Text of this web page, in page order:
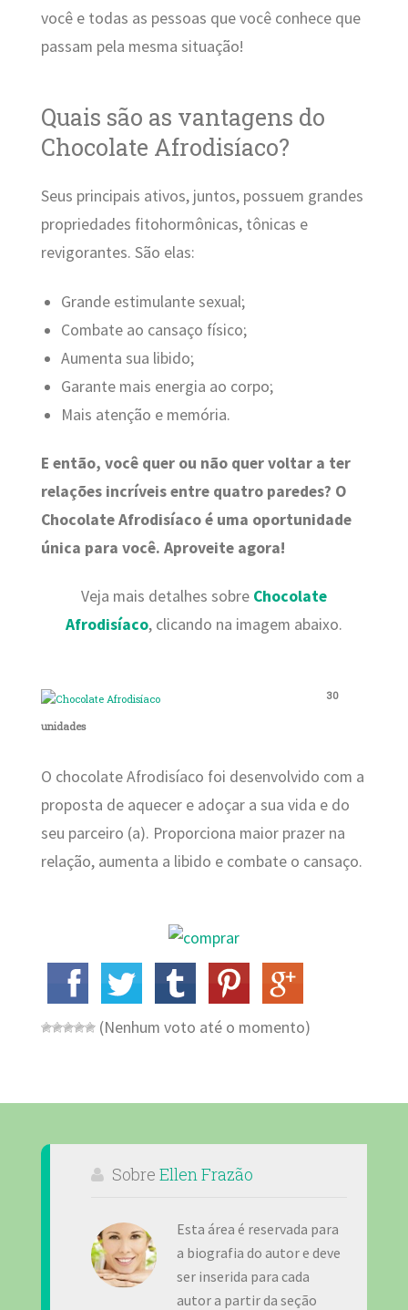
você e todas as pessoas que você conhece que
passam pela mesma situação!
Quais são as vantagens do
Chocolate Afrodisíaco?
Seus principais ativos, juntos, possuem grandes
propriedades fitohormônicas, tônicas e
revigorantes. São elas:
Grande estimulante sexual;
Combate ao cansaço físico;
Aumenta sua libido;
Garante mais energia ao corpo;
Mais atenção e memória.
E então, você quer ou não quer voltar a ter
relações incríveis entre quatro paredes? O
Chocolate Afrodisíaco é uma oportunidade
única para você. Aproveite agora!
Veja mais detalhes sobre Chocolate
Afrodisíaco, clicando na imagem abaixo.
30
unidades
O chocolate Afrodisíaco foi desenvolvido com a
proposta de aquecer e adoçar a sua vida e do
seu parceiro (a). Proporciona maior prazer na
relação, aumenta a libido e combate o cansaço.
(Nenhum voto até o momento)
Sobre Ellen Frazão
Esta área é reservada para
a biografia do autor e deve
ser inserida para cada
autor a partir da seção